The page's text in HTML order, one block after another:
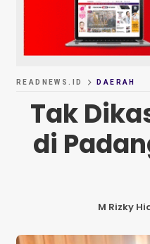
READNEWS.ID DAERAH
Tak
di
M Rizky